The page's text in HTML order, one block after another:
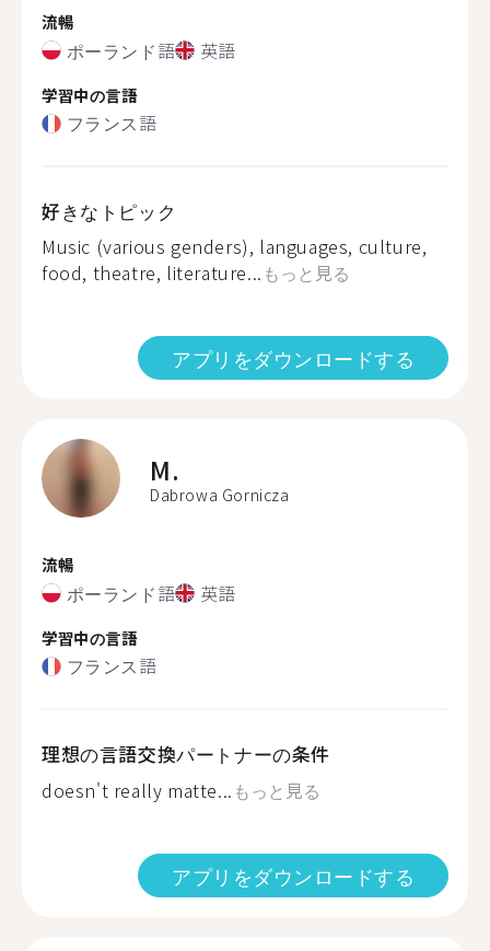
流暢
ポーランド語 英語
学習中の言語
フランス語
好きなトピック
Music (various genders), languages, culture,
food, theatre, literature... もっと見る
アプリをダウンロードする
M.
Dabrowa Gornicza
流暢
ポーランド語 英語
学習中の言語
フランス語
理想の言語交換パートナーの条件
doesn't really matte... もっと見る
アプリをダウンロードする